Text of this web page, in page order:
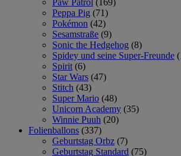
Peppa Pig (71)
Pokémon (42)
Sesamstraße (9)
Sonic the Hedgehog (8)
Spidey und seine Super-Freunde
Spirit (6)
Star Wars (47)
Stitch (43)
Super Mario (48)
Unicorn Academy (35)
Winnie Puuh (20)
Folienballons (337)
Geburtstag Orbz (7)
Geburtstag Standard (75)